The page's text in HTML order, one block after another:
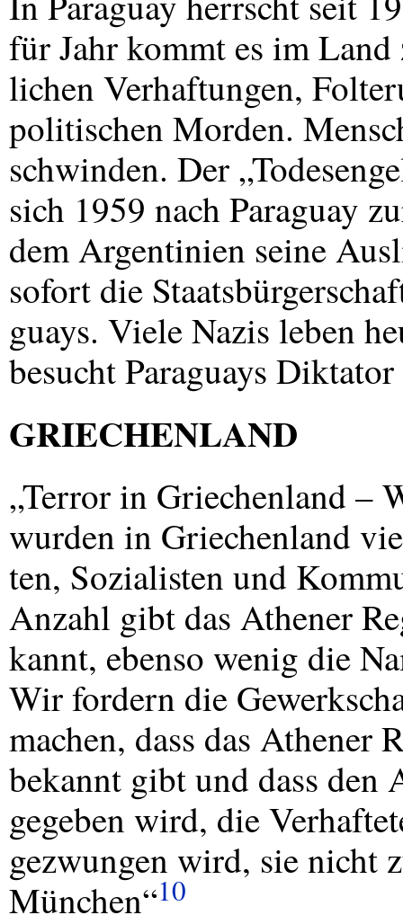
für Jahr kommt es im
lichen Verhaftungen,
politischen Morden.
schwinden. Der
sich 1959 nach Paraguay
dem Argentinien seine
sofort die
guays. Viele Nazis leben
besucht Paraguays
GRIECHENLAND
„Terror in Griechenland –
wurden in Griechenland
ten, Sozialisten und
Anzahl gibt das Athener
kannt, ebenso wenig die
Wir fordern die
machen, dass das Athener
bekannt gibt und dass den
gegeben wird, die
gezwungen wird, sie nicht
München“10